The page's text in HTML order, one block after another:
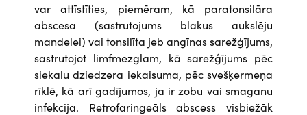
var attīstīties, piemēram, kā paratonsilāra
abscesa (sastrutojums blakus aukslēju
mandelei) vai tonsilīta jeb angīnas sarežģījums,
sastrutojot limfmezglam, kā sarežģījums pēc
siekalu dziedzera iekaisuma, pēc svešķermeņa
rīklē, kā arī gadījumos, ja ir zobu vai smaganu
infekcija. Retrofaringeāls abscess visbiežāk